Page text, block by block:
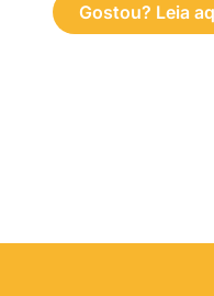
Gostou? Leia